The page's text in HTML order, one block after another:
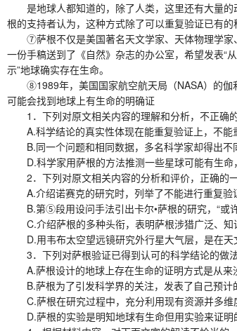
是地球人都知道的，除了人类，这里还有大量的
根的支持者认为，这种方式除了可以重复验证已有
⑦萨根不仅是美国著名天文学家、天体物理学家
一份手稿送到了《自然》杂志的办公室，希望发表“
示”地球确实存在生命。
⑧1989年，美国国家航空航天局（NASA）的伽利
可能会找到地球上有生命的明确证
1．下列对原文相关内容的理解和分析，不正确的
A.科学结论的真实性体现在能重复验证上，不能
B.同一个问题和相同数据，多名科学家却得出不
D.科学家用萨根的方法推测一些星球可能有生命
2．下列对原文相关内容的分析和评价，正确的一
A.介绍诺赛克的研究时，列举了不能进行重复验
B.第⑤段用设问手法引出卡尔•萨根的研究，“或许
C.介绍萨根的多种头衔，表明萨根涉猎广泛、知
D.用韦布太空望远镜研究外行星大气层，是在天
3．下列对萨根验证已得到认可的科学结论的做法
A.萨根设计的地球上存在生命的证明方式是从来
B.萨根为了引发科学界的关注，发表了自己预计
C.萨根在研究过程中，充分利用现有资源并多维
D.萨根的实验是明知地球有生命但用实验来证明